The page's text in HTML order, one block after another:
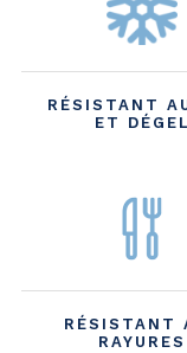
RÉSISTANT
ET DÉGEL
RÉSISTANT
RAYURES